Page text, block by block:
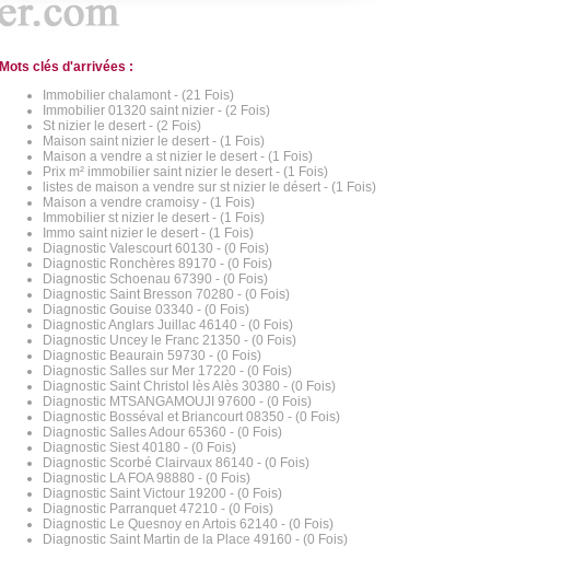
Mots clés d'arrivées :
Immobilier chalamont - (21 Fois)
Immobilier 01320 saint nizier - (2 Fois)
St nizier le desert - (2 Fois)
Maison saint nizier le desert - (1 Fois)
Maison a vendre a st nizier le desert - (1 Fois)
Prix m² immobilier saint nizier le desert - (1 Fois)
listes de maison a vendre sur st nizier le désert - (1 Fois)
Maison a vendre cramoisy - (1 Fois)
Immobilier st nizier le desert - (1 Fois)
Immo saint nizier le desert - (1 Fois)
Diagnostic Valescourt 60130 - (0 Fois)
Diagnostic Ronchères 89170 - (0 Fois)
Diagnostic Schoenau 67390 - (0 Fois)
Diagnostic Saint Bresson 70280 - (0 Fois)
Diagnostic Gouise 03340 - (0 Fois)
Diagnostic Anglars Juillac 46140 - (0 Fois)
Diagnostic Uncey le Franc 21350 - (0 Fois)
Diagnostic Beaurain 59730 - (0 Fois)
Diagnostic Salles sur Mer 17220 - (0 Fois)
Diagnostic Saint Christol lès Alès 30380 - (0 Fois)
Diagnostic MTSANGAMOUJI 97600 - (0 Fois)
Diagnostic Bosséval et Briancourt 08350 - (0 Fois)
Diagnostic Salles Adour 65360 - (0 Fois)
Diagnostic Siest 40180 - (0 Fois)
Diagnostic Scorbé Clairvaux 86140 - (0 Fois)
Diagnostic LA FOA 98880 - (0 Fois)
Diagnostic Saint Victour 19200 - (0 Fois)
Diagnostic Parranquet 47210 - (0 Fois)
Diagnostic Le Quesnoy en Artois 62140 - (0 Fois)
Diagnostic Saint Martin de la Place 49160 - (0 Fois)